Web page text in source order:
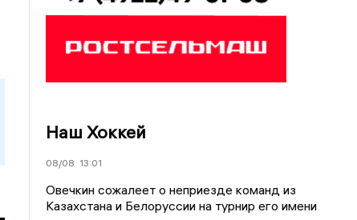
Наш Хоккей
08/08 13:01
Овечкин сожалеет о неприезде команд из
Казахстана и Белоруссии на турнир его имени